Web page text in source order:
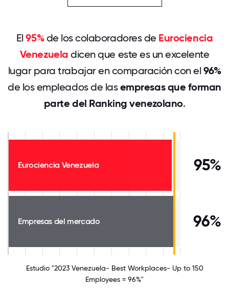
El95%de los colaboradores de Eurociencia
Venezuela dicen que este es un excelente
lugar para trabajar en comparación con el 96%
de los empleados de lasempresas que forman
parte del Ranking venezolano.
Eurociencia Venezuela 95%
Empresas del mercado 96%
Estudio "2023 Venezuela- Best Workplaces- Up to 150
Employees = 96%"